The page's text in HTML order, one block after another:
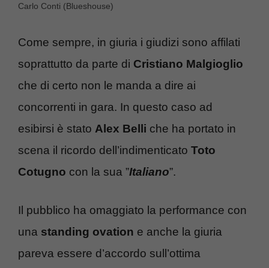
Carlo Conti (Blueshouse)
Come sempre, in giuria i giudizi sono affilati
soprattutto da parte di Cristiano Malgioglio
che di certo non le manda a dire ai
concorrenti in gara. In questo caso ad
esibirsi è stato Alex Belli che ha portato in
scena il ricordo dell’indimenticato Toto
Cotugno con la sua ”Italiano”.
Il pubblico ha omaggiato la performance con
una standing ovation e anche la giuria
pareva essere d’accordo sull’ottima